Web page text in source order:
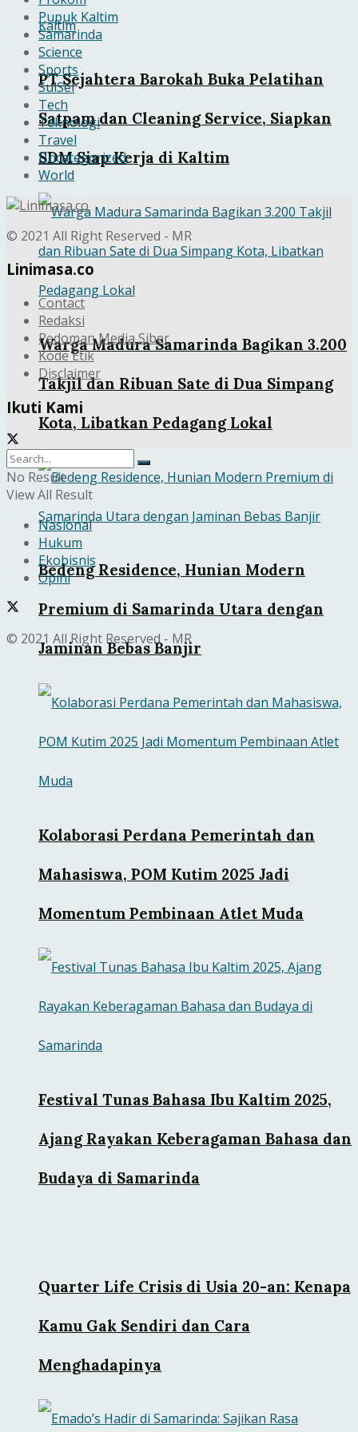
PT Sejahtera Barokah Buka Pelatihan
Satpam dan Cleaning Service, Siapkan
SDM Siap Kerja di Kaltim
Warga Madura Samarinda Bagikan 3.200
Takjil dan Ribuan Sate di Dua Simpang
Kota, Libatkan Pedagang Lokal
Bedeng Residence, Hunian Modern
Premium di Samarinda Utara dengan
Jaminan Bebas Banjir
Kolaborasi Perdana Pemerintah dan
Mahasiswa, POM Kutim 2025 Jadi
Momentum Pembinaan Atlet Muda
Festival Tunas Bahasa Ibu Kaltim 2025,
Ajang Rayakan Keberagaman Bahasa dan
Budaya di Samarinda
Quarter Life Crisis di Usia 20-an: Kenapa
Kamu Gak Sendiri dan Cara
Menghadapinya
Pupuk Kaltim
Samarinda
Science
Sports
SulSel
Tech
Teknologi
Travel
Uncategorized
World
© 2021 All Right Reserved - MR
Linimasa.co
Contact
Redaksi
Pedoman Media Siber
Kode Etik
Disclaimer
Ikuti Kami
No Result
View All Result
Nasional
Hukum
Ekobisnis
Opini
© 2021 All Right Reserved - MR